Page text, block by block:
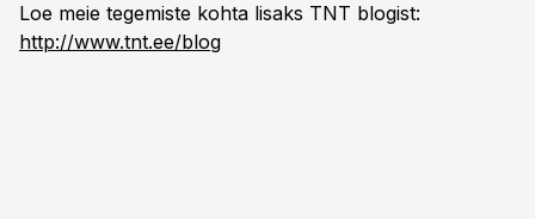
Loe meie tegemiste kohta lisaks TNT blogist:
http://www.tnt.ee/blog